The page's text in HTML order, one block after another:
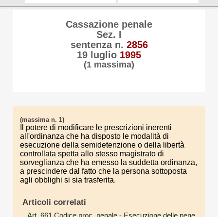
Cassazione penale
Sez. I
sentenza n. 2856
19 luglio 1995
(1 massima)
(massima n. 1)
Il potere di modificare le prescrizioni inerenti
all'ordinanza che ha disposto le modalità di
esecuzione della semidetenzione o della libertà
controllata spetta allo stesso magistrato di
sorveglianza che ha emesso la suddetta ordinanza,
a prescindere dal fatto che la persona sottoposta
agli obblighi si sia trasferita.
Articoli correlati
Art. 661 Codice proc. penale - Esecuzione delle pene